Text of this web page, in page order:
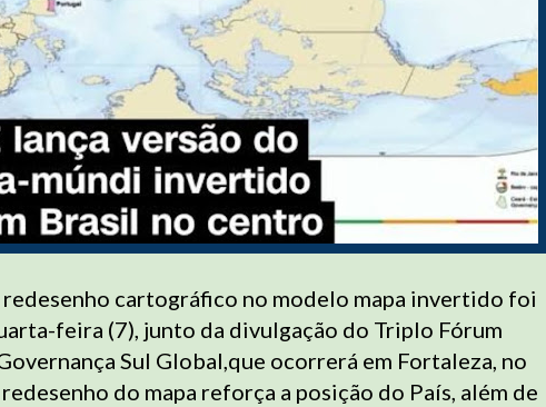
redesenho cartográfico no modelo mapa invertido foi
feira (7), junto da divulgação do Triplo Fórum
Sul Global,que ocorrerá em Fortaleza, no
do mapa reforça a posição do País, além de